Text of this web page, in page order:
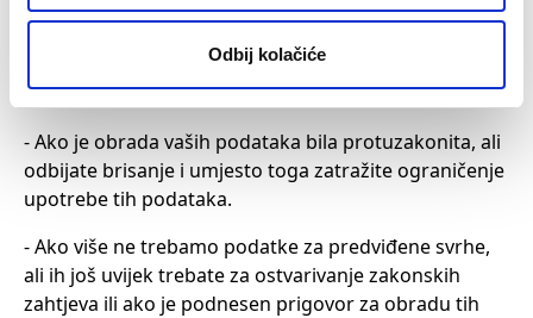
Odbij kolačiće
razdoblja koje nam omogućuje da potvrdimo te
podatke.
- Ako je obrada vaših podataka bila protuzakonita, ali
odbijate brisanje i umjesto toga zatražite ograničenje
upotrebe tih podataka.
- Ako više ne trebamo podatke za predviđene svrhe,
ali ih još uvijek trebate za ostvarivanje zakonskih
zahtjeva ili ako je podnesen prigovor za obradu tih